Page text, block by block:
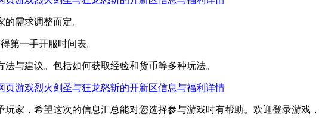
需求调整而定。
第一手开服时间表。
与建议。包括如何获取经验和货币等多种玩法。
家，希望这次的信息汇总能对您选择参与游戏时有帮助。欢迎登录游戏